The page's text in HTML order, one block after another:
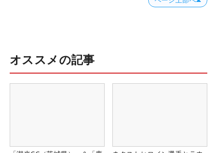
オススメの記事